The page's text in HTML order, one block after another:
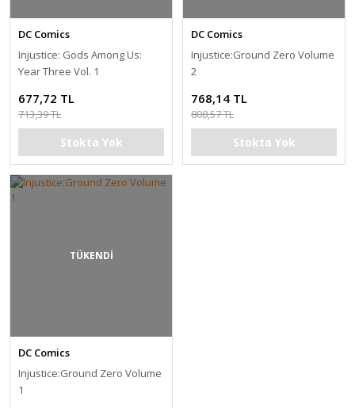
DC Comics
Injustice: Gods Among Us:
Year Three Vol. 1
677,72 TL
713,39 TL
Stokta Yok
DC Comics
Injustice:Ground Zero Volume
2
768,14 TL
808,57 TL
Stokta Yok
TÜKENDİ
DC Comics
Injustice:Ground Zero Volume
1